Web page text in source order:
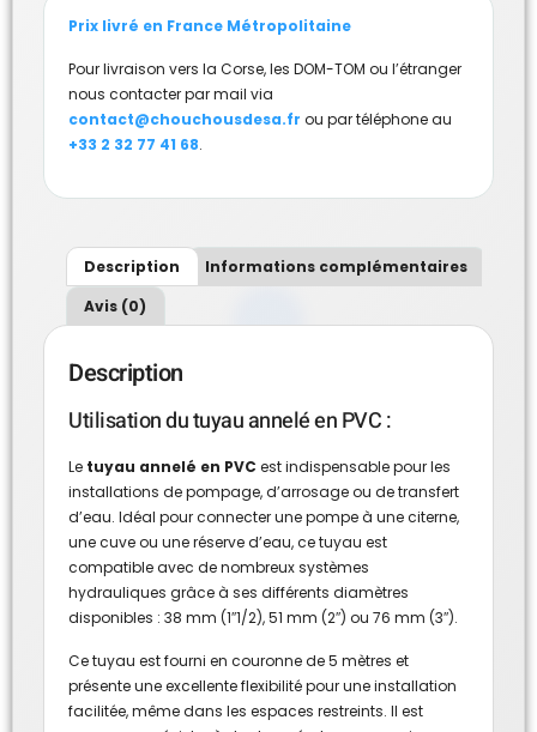
Prix livré en France Métropolitaine
Pour livraison vers la Corse, les DOM-TOM ou l’étranger
nous contacter par mail via
contact@chouchousdesa.fr ou par téléphone au
+33 2 32 77 41 68.
Description
Informations complémentaires
Avis (0)
Description
Utilisation du tuyau annelé en PVC :
Le tuyau annelé en PVC est indispensable pour les
installations de pompage, d’arrosage ou de transfert
d’eau. Idéal pour connecter une pompe à une citerne,
une cuve ou une réserve d’eau, ce tuyau est
compatible avec de nombreux systèmes
hydrauliques grâce à ses différents diamètres
disponibles : 38 mm (1″1/2), 51 mm (2″) ou 76 mm (3″).
Ce tuyau est fourni en couronne de 5 mètres et
présente une excellente flexibilité pour une installation
facilitée, même dans les espaces restreints. Il est